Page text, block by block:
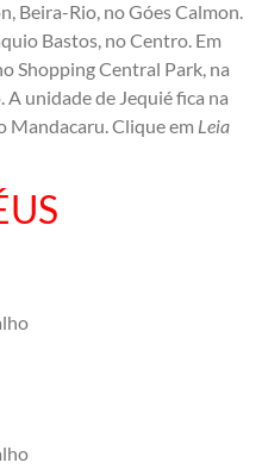
Beira-Rio, no Góes Calmon.
Bastos, no Centro. Em
Shopping Central Park, na
unidade de Jequié fica na
Mandacaru. Clique em Leia